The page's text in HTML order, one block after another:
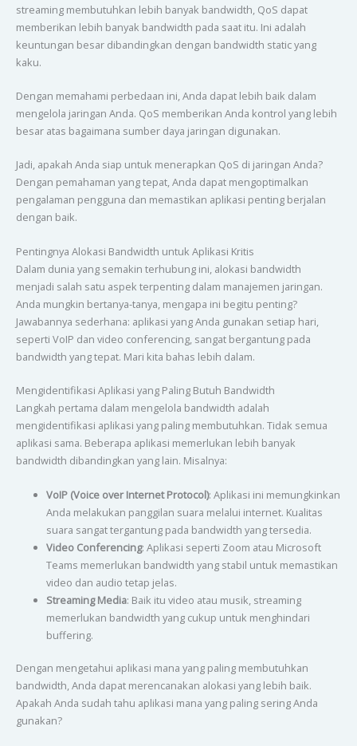
streaming membutuhkan lebih banyak bandwidth, QoS dapat
memberikan lebih banyak bandwidth pada saat itu. Ini adalah
keuntungan besar dibandingkan dengan bandwidth static yang
kaku.
Dengan memahami perbedaan ini, Anda dapat lebih baik dalam
mengelola jaringan Anda. QoS memberikan Anda kontrol yang lebih
besar atas bagaimana sumber daya jaringan digunakan.
Jadi, apakah Anda siap untuk menerapkan QoS di jaringan Anda?
Dengan pemahaman yang tepat, Anda dapat mengoptimalkan
pengalaman pengguna dan memastikan aplikasi penting berjalan
dengan baik.
Pentingnya Alokasi Bandwidth untuk Aplikasi Kritis
Dalam dunia yang semakin terhubung ini, alokasi bandwidth
menjadi salah satu aspek terpenting dalam manajemen jaringan.
Anda mungkin bertanya-tanya, mengapa ini begitu penting?
Jawabannya sederhana: aplikasi yang Anda gunakan setiap hari,
seperti VoIP dan video conferencing, sangat bergantung pada
bandwidth yang tepat. Mari kita bahas lebih dalam.
Mengidentifikasi Aplikasi yang Paling Butuh Bandwidth
Langkah pertama dalam mengelola bandwidth adalah
mengidentifikasi aplikasi yang paling membutuhkan. Tidak semua
aplikasi sama. Beberapa aplikasi memerlukan lebih banyak
bandwidth dibandingkan yang lain. Misalnya:
VoIP (Voice over Internet Protocol): Aplikasi ini memungkinkan
Anda melakukan panggilan suara melalui internet. Kualitas
suara sangat tergantung pada bandwidth yang tersedia.
Video Conferencing: Aplikasi seperti Zoom atau Microsoft
Teams memerlukan bandwidth yang stabil untuk memastikan
video dan audio tetap jelas.
Streaming Media: Baik itu video atau musik, streaming
memerlukan bandwidth yang cukup untuk menghindari
buffering.
Dengan mengetahui aplikasi mana yang paling membutuhkan
bandwidth, Anda dapat merencanakan alokasi yang lebih baik.
Apakah Anda sudah tahu aplikasi mana yang paling sering Anda
gunakan?